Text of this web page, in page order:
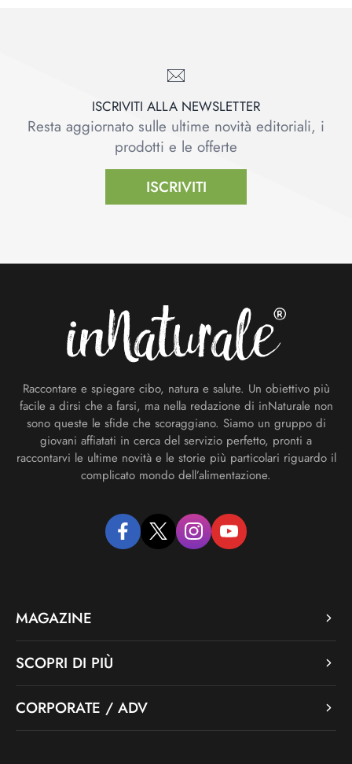
ISCRIVITI ALLA NEWSLETTER
Resta aggiornato sulle ultime novità editoriali, i
prodotti e le offerte
ISCRIVITI
Raccontare e spiegare cibo, natura e salute. Un obiettivo più
facile a dirsi che a farsi, ma nella redazione di inNaturale non
sono queste le sfide che scoraggiano. Siamo un gruppo di
giovani affiatati in cerca del servizio perfetto, pronti a
raccontarvi le ultime novità e le storie più particolari riguardo il
complicato mondo dell’alimentazione.
facebooktwitter instagramyoutube
MAGAZINE
SCOPRI DI PIÙ
CORPORATE / ADV